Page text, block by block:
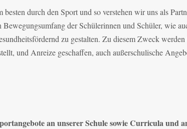
besten durch den Sport und so verstehen wir uns als
der Schülerinnen und Schüler, wie
zu gestalten. Zu diesem Zweck
und Anreize geschaffen, auch außerschulische
an unserer Schule sowie Curricula und